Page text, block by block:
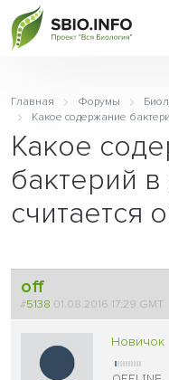
Главная Форумы
Какое содержание
Какое
бактерий
считается
off
#5138 01.08.2016 17:29 GMT
Новичок